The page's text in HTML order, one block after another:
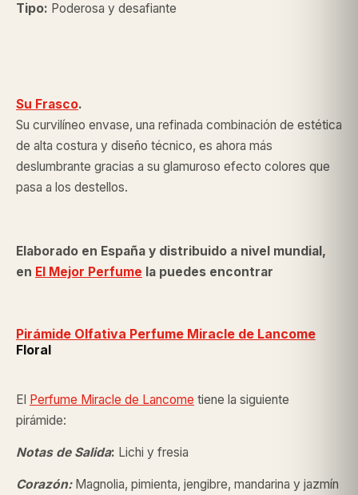
Tipo: Poderosa y desafiante
Su Frasco.
Su curvilíneo envase, una refinada combinación de estética
de alta costura y diseño técnico, es ahora más
deslumbrante gracias a su glamuroso efecto colores que
pasa a los destellos.
Elaborado en España y distribuido a nivel mundial,
en El Mejor Perfume la puedes encontrar
Pirámide Olfativa Perfume Miracle de Lancome
Floral
El Perfume Miracle de Lancome tiene la siguiente
pirámide:
Notas de Salida: Lichi y fresia
Corazón:Magnolia, pimienta, jengibre, mandarina y jazmín